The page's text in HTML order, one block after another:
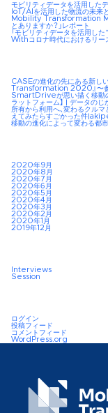
モビリティデータを活用した
IoT/AIを活用した物流の未来
Mobility Transformation
とありますか？」レポート
「モビリティデータを活用し
Withコロナ時代におけるリー
CASEの進化の先にある新し
Transformation 2020』〜
SmartDriveが思い描く移動
ラットフォーム】 | データのじ
所有から利用へ、変わるクル
えてみたらすごかった件
移動の進化によって変わる都
2020年9月
2020年8月
2020年7月
2020年6月
2020年5月
2020年4月
2020年3月
2020年2月
2020年1月
2019年12月
Interviews
Session
ログイン
投稿フィード
コメントフィード
WordPress.org